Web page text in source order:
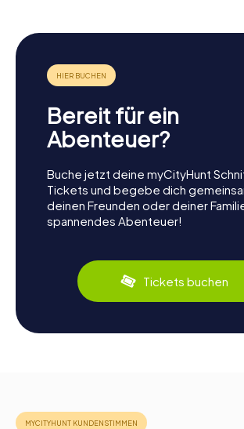
Bereit für ein
Abenteuer?
Buche jetzt deine myCityHunt
Tickets und begebe dich
deinen Freunden oder deiner
spannendes Abenteuer!
Tickets buchen